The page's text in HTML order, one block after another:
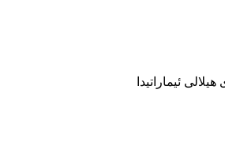
هیلالی‌ ئیماراتیدا